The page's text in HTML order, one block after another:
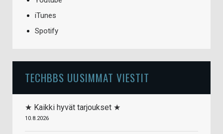
iTunes
Spotify
TECHBBS UUSIMMAT VIESTIT
★ Kaikki hyvät tarjoukset ★
10.8.2026